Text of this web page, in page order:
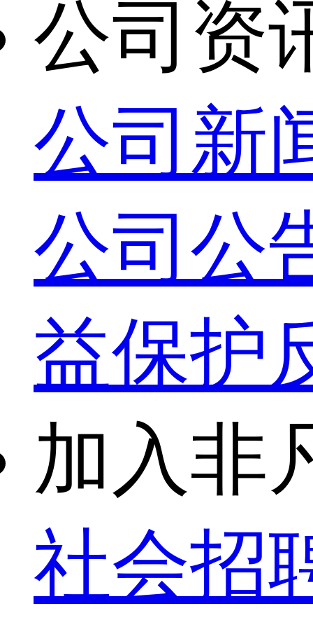
公司资
公司新
公司公
益保护
加入非
社会招